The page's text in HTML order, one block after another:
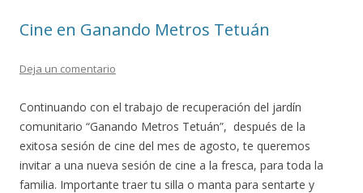
Cine en Ganando Metros Tetuán
Deja un comentario
Continuando con el trabajo de recuperación del jardín
comunitario “Ganando Metros Tetuán”, después de la
exitosa sesión de cine del mes de agosto, te queremos
invitar a una nueva sesión de cine a la fresca, para toda la
familia. Importante traer tu silla o manta para sentarte y